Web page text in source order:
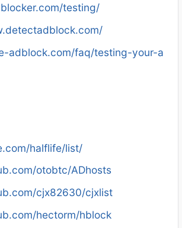
testing/
adblock.com/faq/testing-your-a
halflife/list/
otobtc/ADhosts
cjx82630/cjxlist
hectorm/hblock